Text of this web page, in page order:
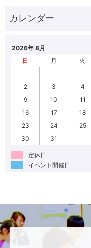
2026年 8月
日
月 火
2
3 4
9
10 11
16
17 18
23
24 25
30
31
定休日
イベント開催日